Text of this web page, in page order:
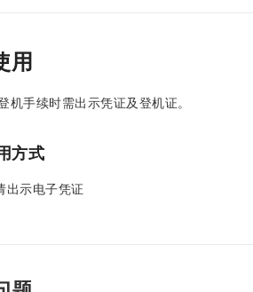
用
机手续时需出示凭证及登机证。
方式
出示电子凭证